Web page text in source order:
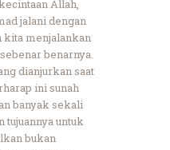
Allah,
jalani dengan
kita menjalankan
benarnya.
dianjurkan saat
ini sunah
banyak sekali
tujuannya untuk
bukan